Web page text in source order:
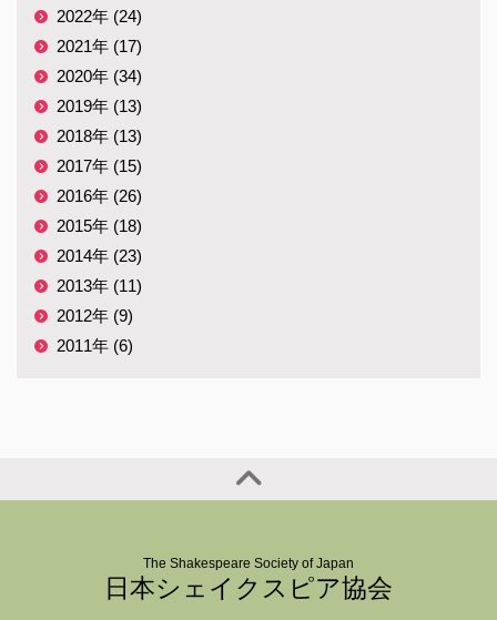
2022年 (24)
2021年 (17)
2020年 (34)
2019年 (13)
2018年 (13)
2017年 (15)
2016年 (26)
2015年 (18)
2014年 (23)
2013年 (11)
2012年 (9)
2011年 (6)
The Shakespeare Society of Japan
日本シェイクスピア協会